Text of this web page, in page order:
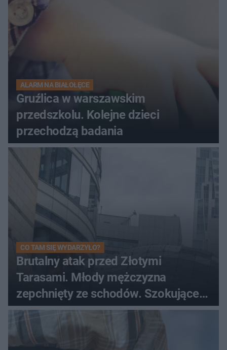
ALARM NA BIAŁOŁĘCE
Gruźlica w warszawskim
przedszkolu. Kolejne dzieci
przechodzą badania
CO TAM SIĘ WYDARZYŁO?
Brutalny atak przed Złotymi
Tarasami. Młody mężczyzna
zepchnięty ze schodów. Szokujące
nagranie krąży po sieci